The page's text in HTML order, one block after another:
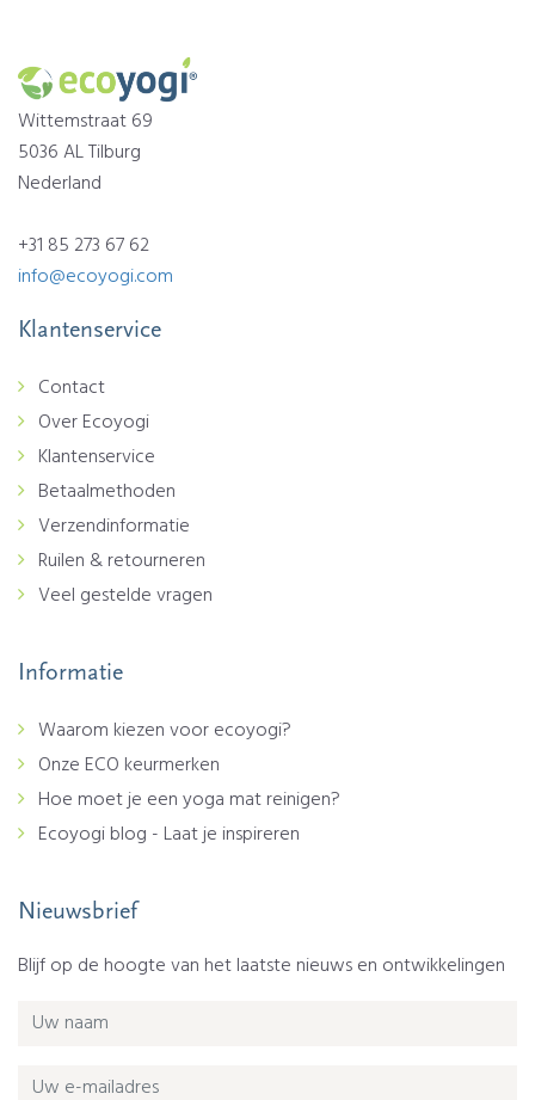
Wittemstraat 69
5036 AL Tilburg
Nederland
+31 85 273 67 62
info@ecoyogi.com
Klantenservice
Contact
Over Ecoyogi
Klantenservice
Betaalmethoden
Verzendinformatie
Ruilen & retourneren
Veel gestelde vragen
Informatie
Waarom kiezen voor ecoyogi?
Onze ECO keurmerken
Hoe moet je een yoga mat reinigen?
Ecoyogi blog - Laat je inspireren
Nieuwsbrief
Blijf op de hoogte van het laatste nieuws en ontwikkelingen